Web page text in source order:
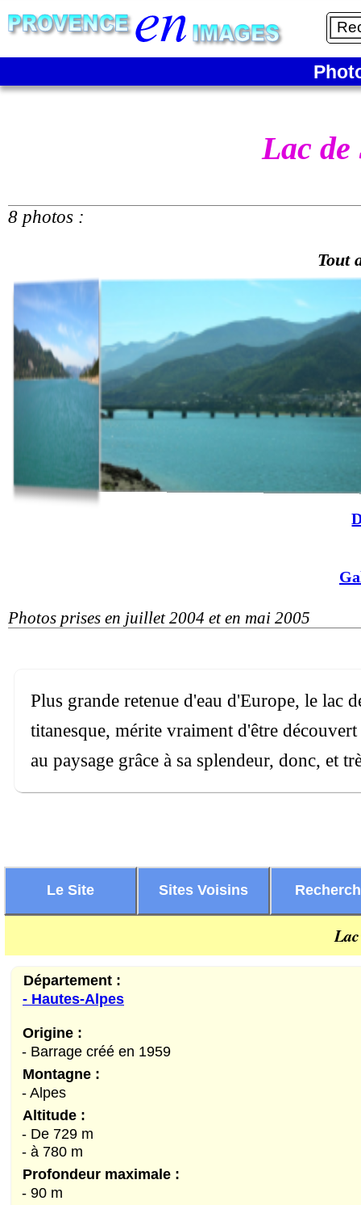
Lac de
8 photos :
Tout
Photos prises en juillet 2004 et en mai 2005
Plus grande retenue d'eau d'Europe, le lac
titanesque, mérite vraiment d'être
au paysage grâce à sa splendeur, donc, et
Le Site Sites Voisins
Département :
- Hautes-Alpes
Origine :
- Barrage créé en 1959
Montagne :
- Alpes
Altitude :
- De 729 m
- à 780 m
Profondeur maximale :
- 90 m